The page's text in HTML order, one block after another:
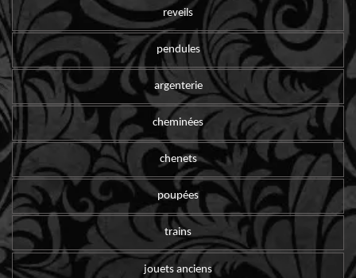
reveils
pendules
argenterie
cheminées
chenets
poupées
trains
jouets anciens